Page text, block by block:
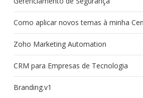
Como aplicar novos temas à minha
Zoho Marketing Automation
CRM para Empresas de Tecnologia
Branding.v1